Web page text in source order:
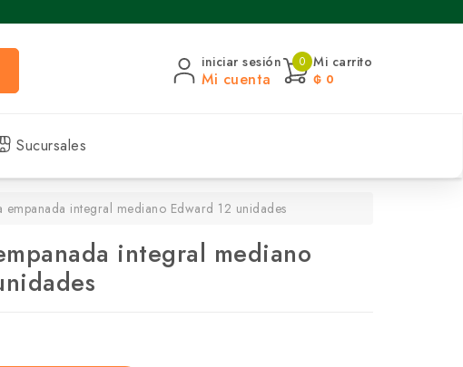
iniciar sesión
Mi cuenta
0 Mi carrito
₲ 0
Sucursales
empanada integral mediano Edward 12 unidades
integral mediano